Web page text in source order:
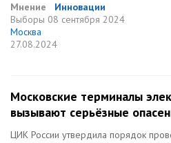
Мнение
Инновации
Выборы 08 сентября 2024
Москва
27.08.2024
Московские терминалы
вызывают серьёзные
ЦИК России утвердила порядок